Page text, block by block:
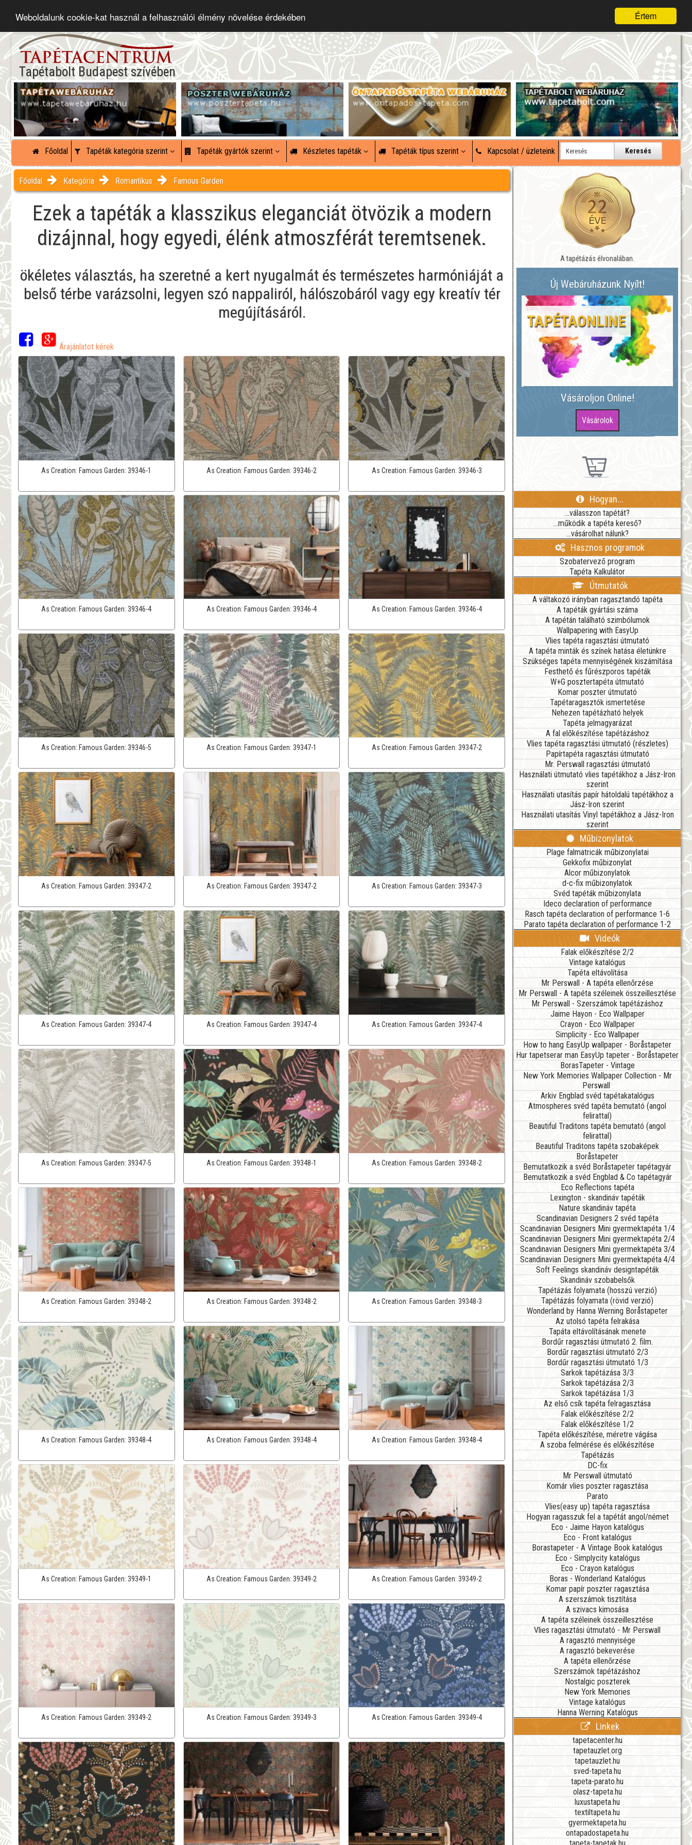
Értem
Weboldalunk cookie-kat használ a felhasználói élmény növelése érdekében
Tapétabolt Budapest szívében
Főoldal Tapéták kategória szerint Tapéták gyártók szerint Készletes tapéták Tapéták típus szerint Kapcsolat / üzleteink Keresés
Főoldal Kategória Romantikus Famous Garden
Ezek a tapéták a klasszikus eleganciát ötvözik a modern
dizájnnal, hogy egyedi, élénk atmoszférát teremtsenek.
ökéletes választás, ha szeretné a kert nyugalmát és természetes harmóniáját a
belső térbe varázsolni, legyen szó nappaliról, hálószobáról vagy egy kreatív tér
megújításáról.
Árajánlatot kérek
As Creation:Famous Garden:39346-1 As Creation: Famous Garden: 39346-2 As Creation: Famous Garden: 39346-3
As Creation: Famous Garden:39346-4 As Creation: Famous Garden: 39346-4 As Creation: Famous Garden: 39346-4
As Creation: Famous Garden:39346-5 As Creation: Famous Garden: 39347-1 As Creation: Famous Garden: 39347-2
As Creation: Famous Garden:39347-2 As Creation: Famous Garden: 39347-2 As Creation: Famous Garden: 39347-3
As Creation: Famous Garden:39347-4 As Creation: Famous Garden: 39347-4 As Creation: Famous Garden: 39347-4
As Creation: Famous Garden:39347-5 As Creation: Famous Garden: 39348-1 As Creation: Famous Garden: 39348-2
As Creation: Famous Garden:39348-2 As Creation: Famous Garden: 39348-2 As Creation: Famous Garden: 39348-3
As Creation: Famous Garden:39348-4 As Creation: Famous Garden: 39348-4 As Creation: Famous Garden: 39348-4
As Creation:Famous Garden:39349-1 As Creation: Famous Garden: 39349-2 As Creation: Famous Garden: 39349-2
As Creation: Famous Garden:39349-2 As Creation: Famous Garden: 39349-3 As Creation: Famous Garden: 39349-4
A tapétázás élvonalában.
Új Webáruházunk Nyílt!
TAPÉTAONLINE
Vásároljon Online!
Hogyan...
...válasszon tapétát?
...működik a tapéta kereső?
...vásárolhat nálunk?
Hasznos programok
Szobatervező program
Tapéta Kalkulátor
Útmutatók
A váltakozó irányban ragasztandó tapéta
A tapéták gyártási száma
A tapétán található szimbólumok
Wallpapering with EasyUp
Vlies tapéta ragasztási útmutató
A tapéta minták és színek hatása életünkre
Szükséges tapéta mennyiségének kiszámítása
Festhető és fűrészporos tapéták
W+G posztertapéta útmutató
Komar poszter útmutató
Tapétaragasztók ismertetése
Nehezen tapétázható helyek
Tapéta jelmagyarázat
A fal előkészítése tapétázáshoz
Vlies tapéta ragasztási útmutató (részletes)
Papírtapéta ragasztási útmutató
Mr. Perswall ragasztási útmutató
Használati útmutató vlies tapétákhoz a Jász-Iron
szerint
Használati utasítás papír hátoldalú tapétákhoz a
Jász-Iron szerint
Használati utasítás Vinyl tapétákhoz a Jász-Iron
szerint
Műbizonylatok
Plage falmatricák műbizonylatai
Gekkofix műbizonylat
Alcor műbizonylatok
d-c-fix műbizonylatok
Svéd tapéták műbizonylata
Ideco declaration of performance
Rasch tapéta declaration of performance 1-6
Parato tapéta declaration of performance 1-2
Videók
Falak előkészítése 2/2
Vintage katalógus
Tapéta eltávolítása
Mr Perswall - A tapéta ellenőrzése
Mr Perswall - A tapéta széleinek összeillesztése
Mr Perswall - Szerszámok tapétázáshoz
Jaime Hayon - Eco Wallpaper
Crayon - Eco Wallpaper
Simplicity - Eco Wallpaper
How to hang EasyUp wallpaper - Boråstapeter
Hur tapetserar man EasyUp tapeter - Boråstapeter
BorasTapeter - Vintage
New York Memories Wallpaper Collection - Mr
Perswall
Arkiv Engblad svéd tapétakatalógus
Atmospheres svéd tapéta bemutató (angol
felirattal)
Beautiful Traditons tapéta bemutató (angol
felirattal)
Beautiful Traditons tapéta szobaképek
Boråstapeter
Bemutatkozik a svéd Boråstapeter tapétagyár
Bemutatkozik a svéd Engblad & Co tapétagyár
Eco Reflections tapéta
Lexington - skandináv tapéták
Nature skandináv tapéta
Scandinavian Designers 2 svéd tapéta
Scandinavian Designers Mini gyermektapéta 1/4
Scandinavian Designers Mini gyermektapéta 2/4
Scandinavian Designers Mini gyermektapéta 3/4
Scandinavian Designers Mini gyermektapéta 4/4
Soft Feelings skandináv designtapéták
Skandináv szobabelsők
Tapétázás folyamata (hosszú verzió)
Tapétázás folyamata (rövid verzió)
Wonderland by Hanna Werning Boråstapeter
Az utolsó tapéta felrakása
Tapáta eltávolításának menete
Bordűr ragasztási útmutató 2. film.
Bordűr ragasztási útmutató 2/3
Bordűr ragasztási útmutató 1/3
Sarkok tapétázása 3/3
Sarkok tapétázása 2/3
Sarkok tapétázása 1/3
Az első csík tapéta felragasztása
Falak előkészítése 2/2
Falak előkészítése 1/2
Tapéta előkészítése, méretre vágása
A szoba felmérése és előkészítése
Tapétázás
DC-fix
Mr Perswall útmutató
Komár vlies poszter ragasztása
Parato
Vlies(easy up) tapéta ragasztása
Hogyan ragasszuk fel a tapétát angol/német
Eco - Jaime Hayon katalógus
Eco - Front katalógus
Borastapeter - A Vintage Book katalógus
Eco - Simplycity katalógus
Eco - Crayon katalógus
Boras - Wonderland Katalógus
Komar papír poszter ragasztása
A szerszámok tisztítása
A szivacs kimosása
A tapéta széleinek összeillesztése
Vlies ragasztási útmutató - Mr Perswall
A ragasztó mennyisége
A ragasztó bekeverése
A tapéta ellenőrzése
Szerszámok tapétázáshoz
Nostalgic poszterek
New York Memories
Vintage katalógus
Hanna Werning Katalógus
Linkek
tapetacenter.hu
tapetauzlet.org
tapetauzlet.hu
sved-tapeta.hu
tapeta-parato.hu
olasz-tapeta.hu
luxustapeta.hu
textiltapeta.hu
gyermektapeta.hu
ontapadostapeta.hu
tapeta-tapetak.hu